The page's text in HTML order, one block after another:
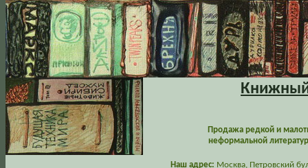
Книжный
Продажа редкой и
неформальной
Наш адрес: Москва, Петровский